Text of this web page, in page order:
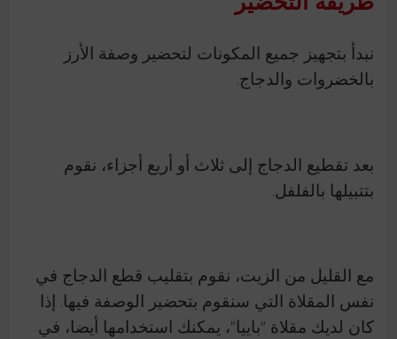
نبدأ بتجهيز جميع المكونات لتحضير وصفة الأرز
بالخضروات والدجاج.
بعد تقطيع الدجاج إلى ثلاث أو أربع أجزاء، نقوم
بتتبيلها بالفلفل.
مع القليل من الزيت، نقوم بتقليب قطع الدجاج في
نفس المقلاة التي سنقوم بتحضير الوصفة فيها. إذا
كان لديك مقلاة “باييا”، يمكنك استخدامها أيضا، في